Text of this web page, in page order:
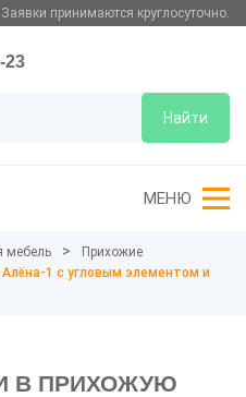
принимаются круглосуточно.
Найти
23
МЕНЮ
мебель
Прихожие
1 с угловым элементом и
В ПРИХОЖУЮ